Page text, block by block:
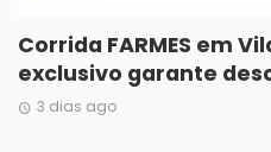
Corrida FARMES em
exclusivo garante
3 dias ago